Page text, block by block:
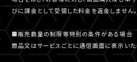
びに課金として受領した料金を返金しません。
■販売数量の制限等特別の条件がある場合
商品又はサービスごとに通信画面に表示いた